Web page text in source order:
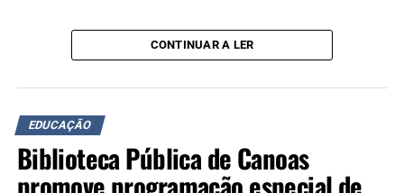
esportivas e de
convivência.”
A secretária municipal da Educação, Beth Colombo,
ressaltou a importância da estrutura para o cotidiano
escolar.
CONTINUAR A LER
EDUCAÇÃO
Biblioteca Pública de Canoas